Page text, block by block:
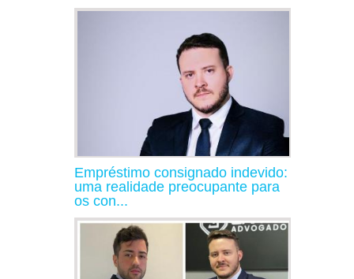
Empréstimo consignado indevido:
uma realidade preocupante para
os con...